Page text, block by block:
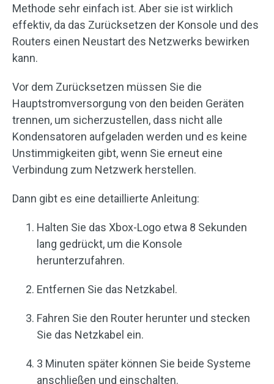
Methode sehr einfach ist. Aber sie ist wirklich
effektiv, da das Zurücksetzen der Konsole und des
Routers einen Neustart des Netzwerks bewirken
kann.
Vor dem Zurücksetzen müssen Sie die
Hauptstromversorgung von den beiden Geräten
trennen, um sicherzustellen, dass nicht alle
Kondensatoren aufgeladen werden und es keine
Unstimmigkeiten gibt, wenn Sie erneut eine
Verbindung zum Netzwerk herstellen.
Dann gibt es eine detaillierte Anleitung:
Halten Sie das Xbox-Logo etwa 8 Sekunden
lang gedrückt, um die Konsole
herunterzufahren.
Entfernen Sie das Netzkabel.
Fahren Sie den Router herunter und stecken
Sie das Netzkabel ein.
3 Minuten später können Sie beide Systeme
anschließen und einschalten.